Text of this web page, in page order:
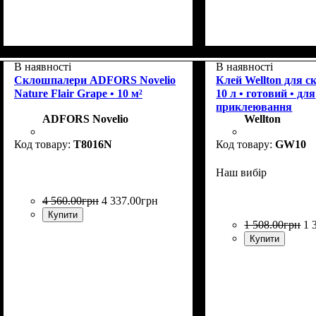
В наявності
Склошпалери ADFORS Novelio
Nature Flair Grape • 10 м²
ADFORS Novelio
T8016N
4 560.00грн 4 337.00грн
Купити
В наявності
Клей Wellton для
10 л • готовий • для
приклеювання
Wellton
GW10
Наш вибір
1 508.00грн 1
Купити